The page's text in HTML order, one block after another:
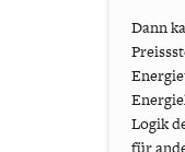
Dann
Logik